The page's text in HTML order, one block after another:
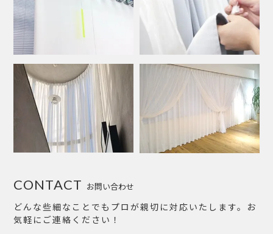
お問い合わせ
CONTACT
どんな些細なことでもプロが親切に対応いたします。お
気軽にご連絡ください！